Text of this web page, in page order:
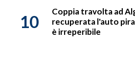
10
Coppia travolta ad
recuperata l'auto
è irreperibile